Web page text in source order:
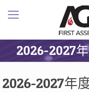
2026-2027
2026-2027年